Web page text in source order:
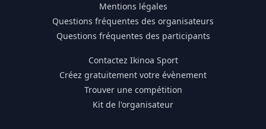
Mentions légales
Questions fréquentes des organisateurs
Questions fréquentes des participants
Contactez Ikinoa Sport
Créez gratuitement votre évènement
Trouver une compétition
Kit de l'organisateur